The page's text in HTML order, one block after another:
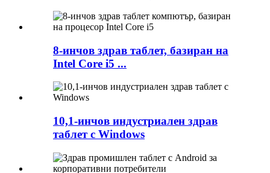
8-инчов здрав таблет, базиран на
Intel Core i5 ...
10,1-инчов индустриален здрав
таблет с Windows